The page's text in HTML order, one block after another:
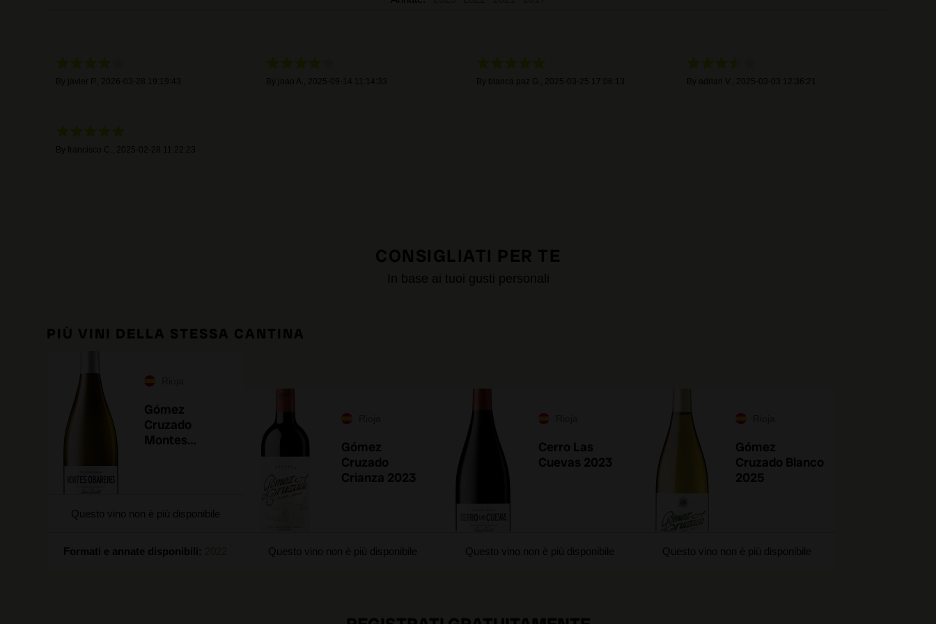
javier P. 2026-03-28 19:19:43 joao A. 2025-09-14 11:14:33 blanca paz G. 2025-03-25 17:06:13 2025-03-03 12:36:21
francisco C. 2025-02-28 11:22:23
CONSIGLIATI PER TE
In base ai tuoi gusti personali
PIÙ VINI DELLA STESSA CANTINA
Gómez
Cruzado
Montes
Questo vino non è più disponibile
Formati e annate disponibili:
Gómez
Cruzado
Crianza 2023
Questo vino non è più disponibile
Cerro Las
Cuevas 2023
Questo vino non è più disponibile
Gómez
Cruzado Blanco
2025
Questo vino non è più disponibile